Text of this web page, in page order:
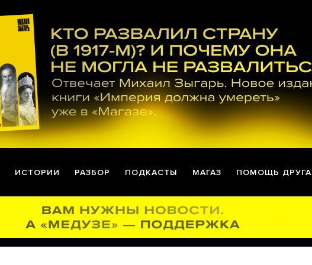
ИСТОРИИ РАЗБОР ПОДКАСТЫ МАГАЗ ПОМОЩЬ ДРУГА